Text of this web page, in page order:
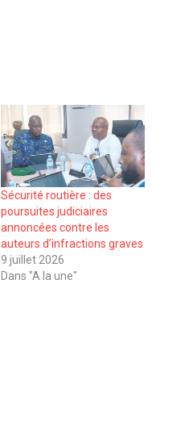
Sécurité routière : des
poursuites judiciaires
annoncées contre les
auteurs d’infractions graves
9 juillet 2026
Dans "A la une"